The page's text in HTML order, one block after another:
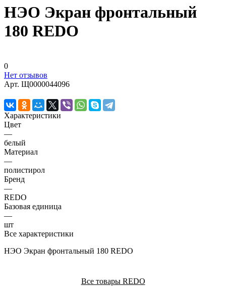
НЭО Экран фронтальный
180 REDO
0
Нет отзывов
Арт. Щ0000044096
Характеристики
Цвет
—
белый
Материал
—
полистирол
Бренд
—
REDO
Базовая единица
—
шт
Все характеристики
НЭО Экран фронтальный 180 REDO
Все товары REDO